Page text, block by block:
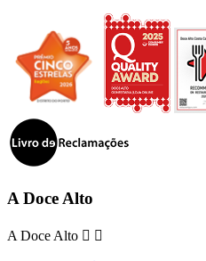
A Doce Alto
A Doce Alto  